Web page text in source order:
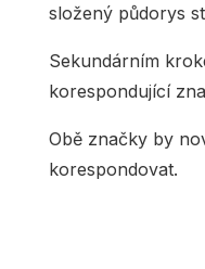
složený půdorys
Sekundárním
korespondující
Obě značky by
korespondovat.